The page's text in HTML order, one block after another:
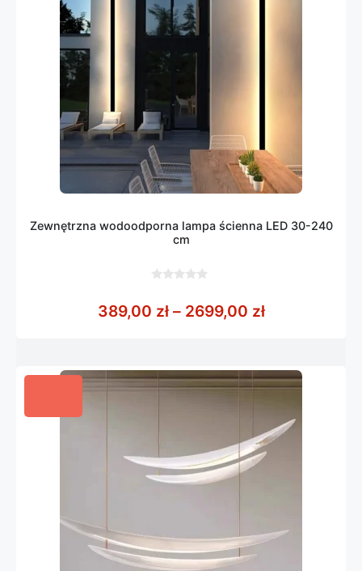
Zewnętrzna wodoodporna lampa ścienna LED 30-240
cm
5
389,00 zł – 2699,00 złZakres cen: